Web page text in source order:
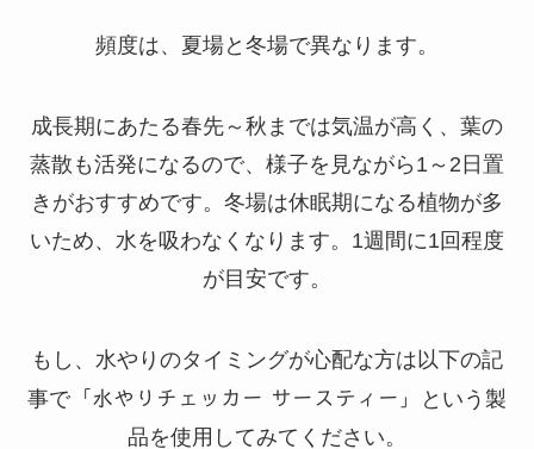
頻度は、夏場と冬場で異なります。
成長期にあたる春先～秋までは気温が高く、葉の
蒸散も活発になるので、様子を見ながら1～2日置
きがおすすめです。冬場は休眠期になる植物が多
いため、水を吸わなくなります。1週間に1回程度
が目安です。
もし、水やりのタイミングが心配な方は以下の記
事で「水やりチェッカー サースティー」
という製
品を使用してみてください。